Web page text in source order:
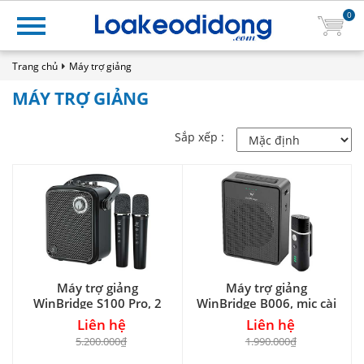
0
Trang chủ Máy trợ giảng
MÁY TRỢ GIẢNG
Sắp xếp :
Máy trợ giảng
WinBridge S100 Pro, 2
mic cầm tay
Liên hệ
5.200.000₫
Máy trợ giảng
WinBridge B006, mic cài
áo
Liên hệ
1.990.000₫